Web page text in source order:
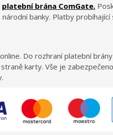
platební brána ComGate.
banky. Platby
Do rozhraní platební
karty. Vše je